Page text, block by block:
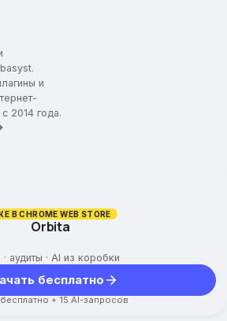
Telegram
и
2014 года.
В CHROME WEB STORE
Orbita
· аудиты · AI из коробки
бесплатно
+ 15 AI-запросов